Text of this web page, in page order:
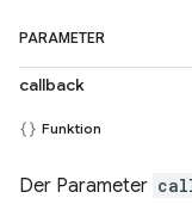
PARAMETER
callback
Funktion
Der Parameter